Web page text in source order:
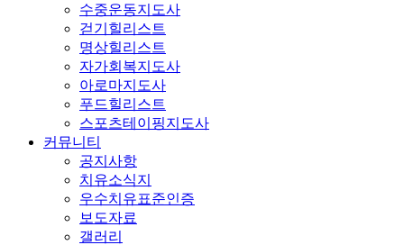
수중운동지도사
걷기힐리스트
명상힐리스트
자가회복지도사
아로마지도사
푸드힐리스트
스포츠테이핑지도사
커뮤니티
공지사항
치유소식지
우수치유표준인증
보도자료
갤러리